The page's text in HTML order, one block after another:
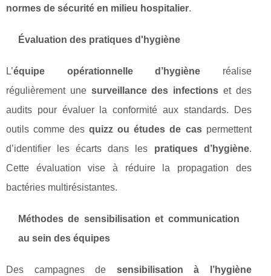
normes de sécurité en milieu hospitalier.
Évaluation des pratiques d'hygiène
L’équipe opérationnelle d’hygiène réalise
régulièrement une surveillance des infections et des
audits pour évaluer la conformité aux standards. Des
outils comme desquizz ou études de caspermettent
d’identifier les écarts dans les pratiques d’hygiène.
Cette évaluation vise à réduire la propagation des
bactéries multirésistantes.
Méthodes de sensibilisation et communication
au sein des équipes
Des campagnes de sensibilisation à l’hygiène